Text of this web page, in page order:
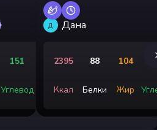
151
Углевод
Д Дана
2395
Ккал
88
Белки
104
Жир